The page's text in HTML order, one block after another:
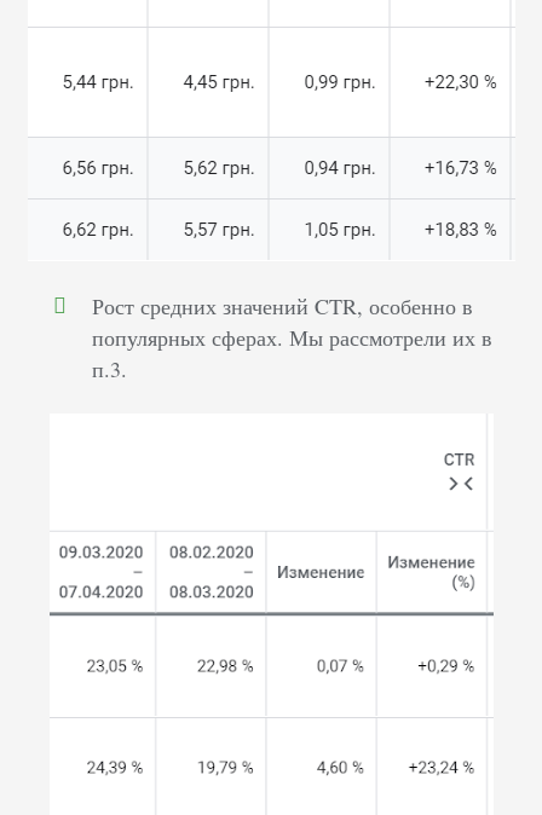
Рост средних значений CTR, особенно в
популярных сферах. Мы рассмотрели их в
п.3.